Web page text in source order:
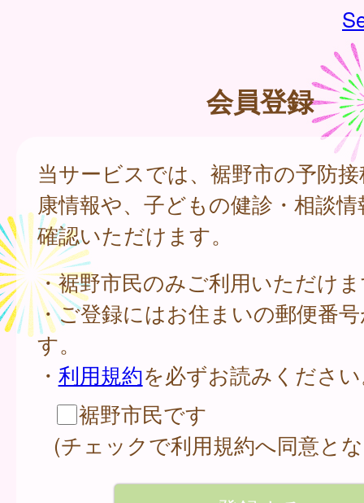
会員登録
当サービスでは、裾野市の予防
康情報や、子どもの健診・相談
確認いただけます。
・裾野市民のみご利用いただけ
・ご登録にはお住まいの郵便番
す。
・ 利用規約を必ずお読みくださ
裾野市民です
(チェックで利用規約へ同意と